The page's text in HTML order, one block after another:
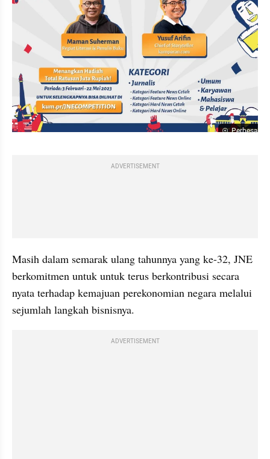
Perbesar
ADVERTISEMENT
Masih dalam semarak ulang tahunnya yang ke-32, JNE
berkomitmen untuk untuk terus berkontribusi secara
nyata terhadap kemajuan perekonomian negara melalui
sejumlah langkah bisnisnya.
ADVERTISEMENT